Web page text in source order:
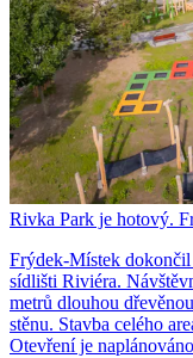
Rivka Park je hotový.
Frýdek-Místek
sídlišti Riviéra.
metrů dlouhou
stěnu. Stavba celého
Otevření je